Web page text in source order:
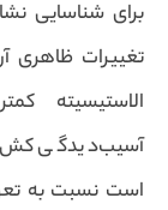
برای شناسایی
تغییرات ظاهری
الاستیسیته
آسیب‌دیدگی کش
است نسبت به